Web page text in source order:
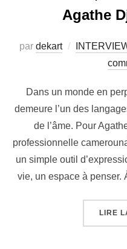
Agathe
par dekart
Dans un monde en
demeure l’un des
de l’âme. Pour
professionnelle
un simple outil
vie, un espace à
LIRE